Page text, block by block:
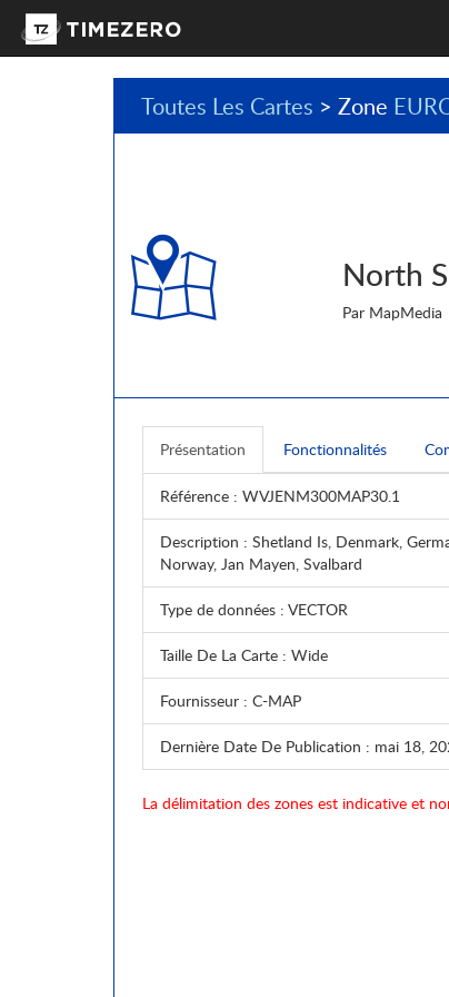
Toutes Les Cartes > Zone
North
Par MapMedia
Présentation Fonctionnalités
Référence : WVJENM300MAP30.1
Description : Shetland Is, Denmark,
Norway, Jan Mayen, Svalbard
Type de données : VECTOR
Taille De La Carte : Wide
Fournisseur : C-MAP
Dernière Date De Publication : mai 18,
La délimitation des zones est indicative et